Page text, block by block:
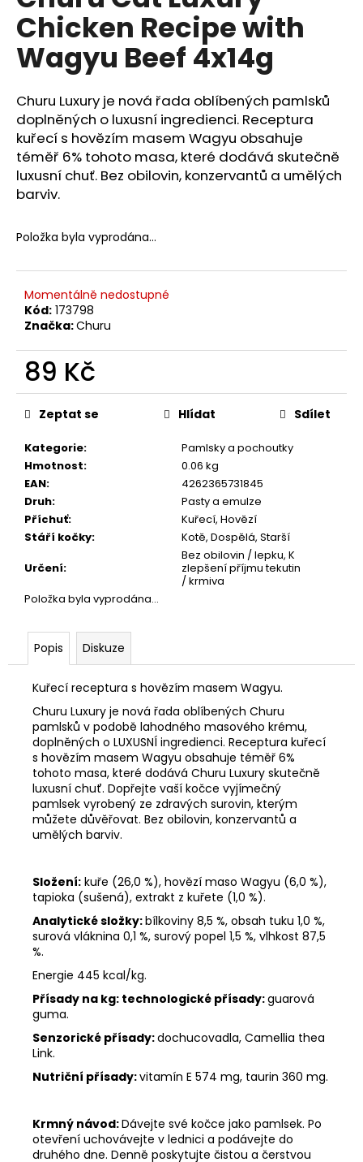
5,0
z
5
hvězdiček.
Chicken Recipe with
Wagyu Beef 4x14g
Churu Luxury je nová řada oblíbených pamlsků
doplněných o luxusní ingredienci. Receptura
kuřecí s hovězím masem Wagyu obsahuje
téměř 6% tohoto masa, které dodává skutečně
luxusní chuť. Bez obilovin, konzervantů a umělých
barviv.
Položka byla vyprodána…
Momentálně nedostupné
Kód: 173798
Značka:Churu
89 Kč
Měrná
cena:
Kategorie:
Pamlsky a pochoutky
Hmotnost:
0.06 kg
EAN:
4262365731845
Druh:
Pasty a emulze
Příchuť:
Kuřecí, Hovězí
Stáří kočky:
Kotě, Dospělá, Starší
Určení:
Bez obilovin / lepku, K
zlepšení příjmu tekutin
/ krmiva
Položka byla vyprodána…
Zeptat se Hlídat Sdílet
Popis Diskuze
Kuřecí receptura s hovězím masem Wagyu.
Churu Luxury je nová řada oblíbených Churu
pamlsků v podobě lahodného masového krému,
doplněných o LUXUSNÍ ingredienci. Receptura kuřecí
s hovězím masem Wagyu obsahuje téměř 6%
tohoto masa, které dodává Churu Luxury skutečně
luxusní chuť. Dopřejte vaší kočce vyjímečný
pamlsek vyrobený ze zdravých surovin, kterým
můžete důvěřovat. Bez obilovin, konzervantů a
umělých barviv.
Složení: kuře (26,0 %), hovězí maso Wagyu (6,0 %),
tapioka (sušená), extrakt z kuřete (1,0 %).
Analytické složky:bílkoviny 8,5 %, obsah tuku 1,0 %,
surová vláknina 0,1 %, surový popel 1,5 %, vlhkost 87,5
%.
Energie 445 kcal/kg.
Přísady na kg: technologické přísady:guarová
guma.
Senzorické přísady:dochucovadla, Camellia thea
Link.
Nutriční přísady:vitamín E 574 mg, taurin 360 mg.
Krmný návod:Dávejte své kočce jako pamlsek. Po
otevření uchovávejte v lednici a podávejte do
druhého dne. Denně poskytujte čistou a čerstvou
a
j
í
?
o
p
o
u
u
e
e
CALIBRA
JOY
DOG
YUMMY
AND
TREAT
79